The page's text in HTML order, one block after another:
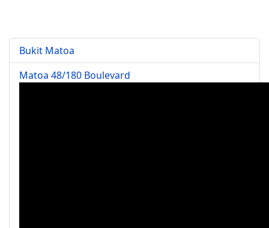
Bukit Matoa
Matoa 48/180 Boulevard